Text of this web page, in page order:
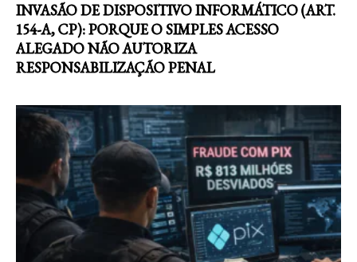
INVASÃO DE DISPOSITIVO INFORMÁTICO (ART.
154-A, CP): PORQUE O SIMPLES ACESSO
ALEGADO NÃO AUTORIZA
RESPONSABILIZAÇÃO PENAL